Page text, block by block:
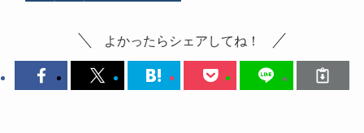
よかったらシェアしてね！